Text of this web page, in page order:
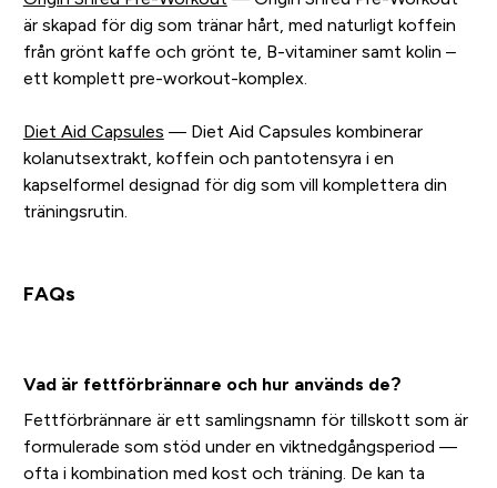
är skapad för dig som tränar hårt, med naturligt koffein
från grönt kaffe och grönt te, B-vitaminer samt kolin –
ett komplett pre-workout-komplex.
Diet Aid Capsules — Diet Aid Capsules kombinerar
kolanutsextrakt, koffein och pantotensyra i en
kapselformel designad för dig som vill komplettera din
träningsrutin.
FAQs
Vad är fettförbrännare och hur används de?
Fettförbrännare är ett samlingsnamn för tillskott som är
formulerade som stöd under en viktnedgångsperiod —
ofta i kombination med kost och träning. De kan ta